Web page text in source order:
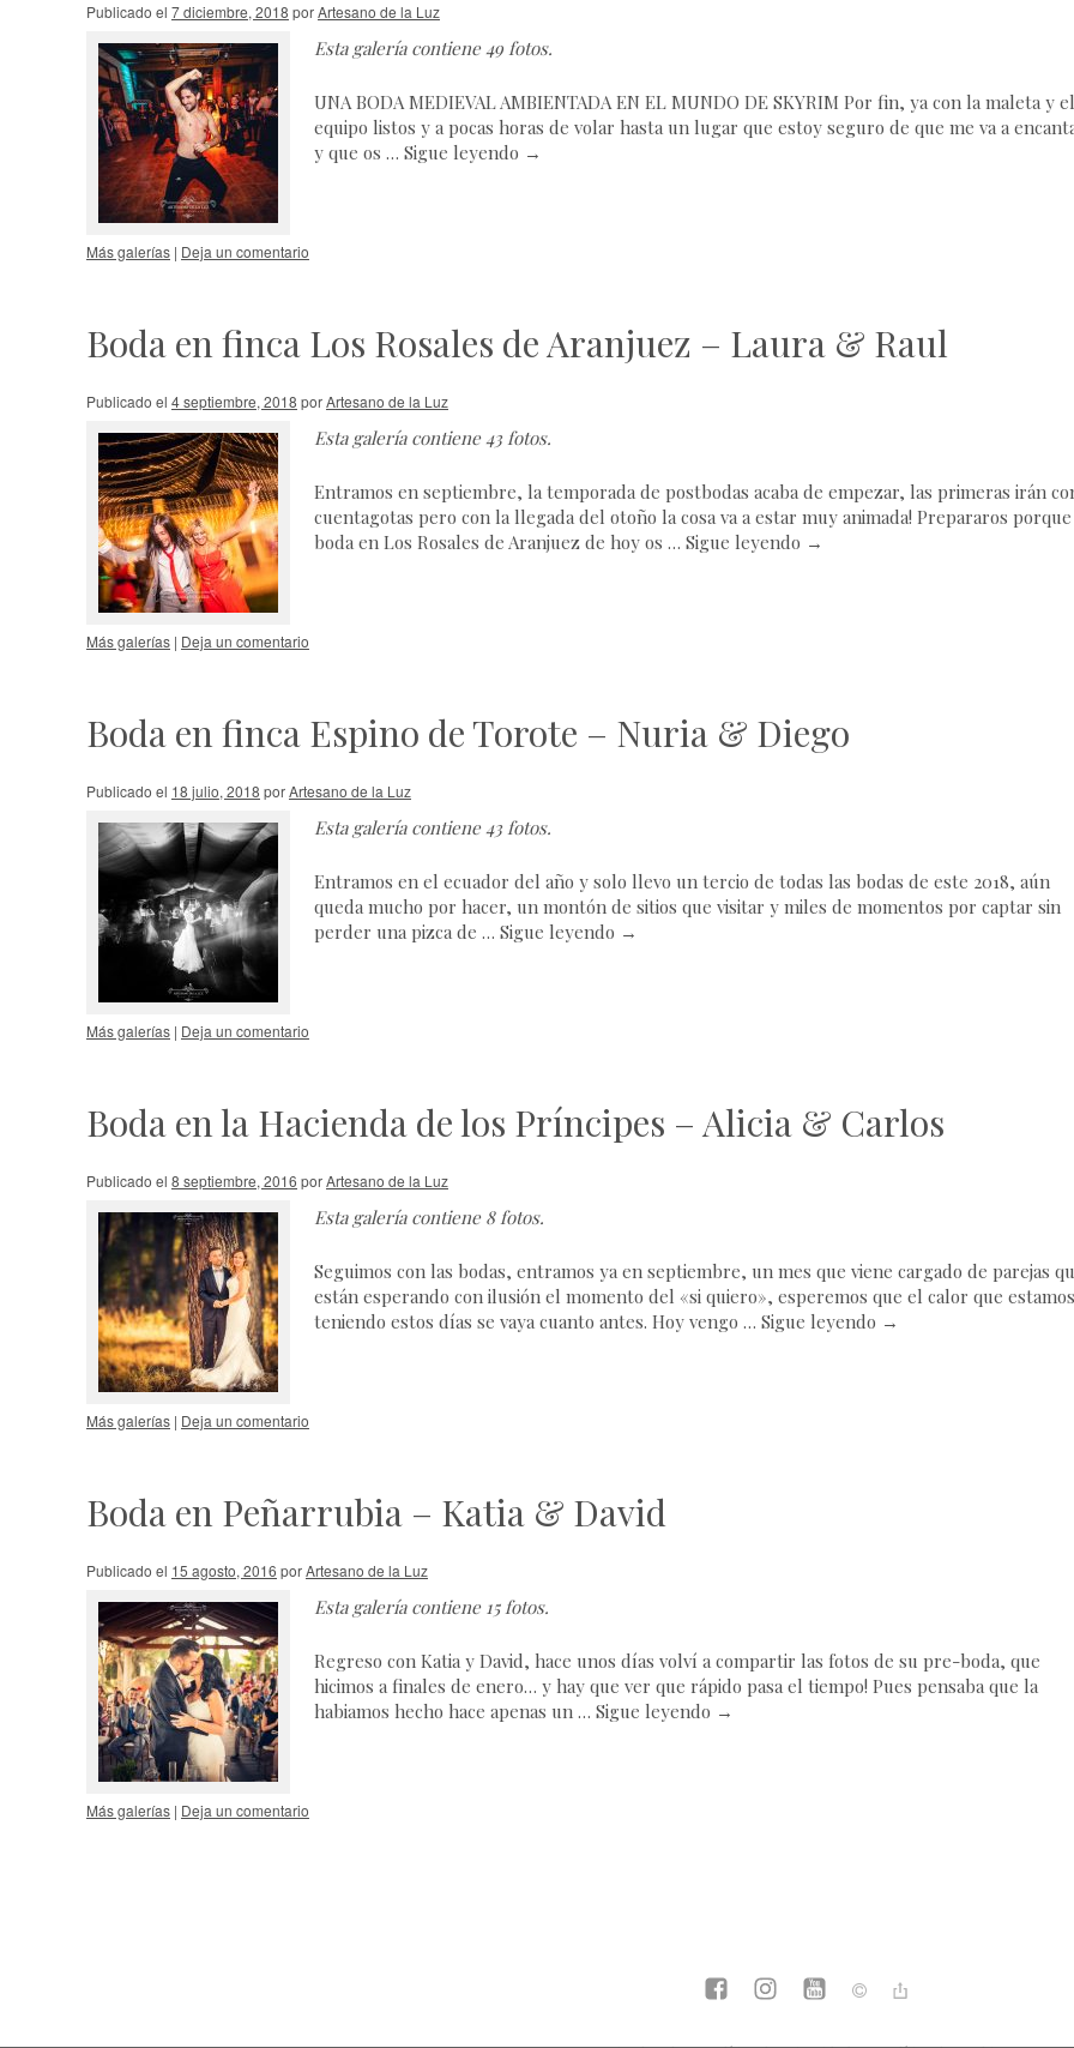
Publicado el 7 diciembre, 2018 porArtesano de la Luz
Esta galería contiene49 fotos.
UNA BODA MEDIEVAL AMBIENTADA EN EL MUNDO DE SKYRIM Por fin, ya con la maleta y el
equipo listos y a pocas horas de volar hasta un lugar que estoy seguro de que me va a
y que os … Sigue leyendo →
Más galerías | Deja un comentario
Boda en finca Los Rosales de Aranjuez – Laura & Raul
Publicado el 4 septiembre, 2018 porArtesano de la Luz
Esta galería contiene43 fotos.
Entramos en septiembre, la temporada de postbodas acaba de empezar, las primeras irán
cuentagotas pero con la llegada del otoño la cosa va a estar muy animada! Prepararos
boda en Los Rosales de Aranjuez de hoy os … Sigue leyendo →
Más galerías | Deja un comentario
Boda en finca Espino de Torote – Nuria & Diego
Publicado el 18 julio, 2018 porArtesano de la Luz
Esta galería contiene43 fotos.
Entramos en el ecuador del año y solo llevo un tercio de todas las bodas de este 2018, aún
queda mucho por hacer, un montón de sitios que visitar y miles de momentos por captar sin
perder una pizca de … Sigue leyendo →
Más galerías | Deja un comentario
Boda en la Hacienda de los Príncipes – Alicia & Carlos
Publicado el 8 septiembre, 2016 porArtesano de la Luz
Esta galería contiene 8 fotos.
Seguimos con las bodas, entramos ya en septiembre, un mes que viene cargado de parejas
están esperando con ilusión el momento del «si quiero», esperemos que el calor que estamos
teniendo estos días se vaya cuanto antes. Hoy vengo … Sigue leyendo →
Más galerías | Deja un comentario
Boda en Peñarrubia – Katia & David
Publicado el 15 agosto, 2016 porArtesano de la Luz
Esta galería contiene 15 fotos.
Regreso con Katia y David, hace unos días volví a compartir las fotos de su pre-boda, que
hicimos a finales de enero… y hay que ver que rápido pasa el tiempo! Pues pensaba que la
habiamos hecho hace apenas un … Sigue leyendo →
Más galerías | Deja un comentario